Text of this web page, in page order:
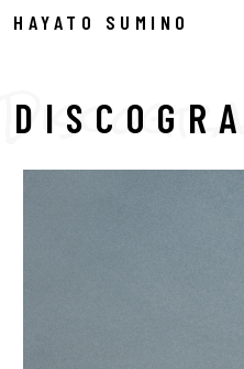
HAYATO SUMINO